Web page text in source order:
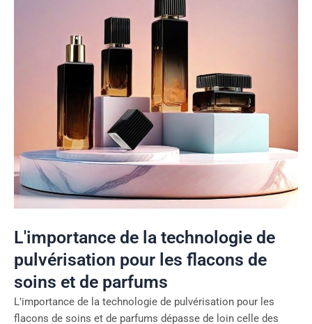
L'importance de la technologie de
pulvérisation pour les flacons de
soins et de parfums
L'importance de la technologie de pulvérisation pour les
flacons de soins et de parfums dépasse de loin celle des